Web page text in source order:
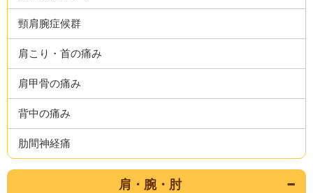
頸肩腕症候群
肩こり・首の痛み
肩甲骨の痛み
背中の痛み
肋間神経痛
肩・腕・肘